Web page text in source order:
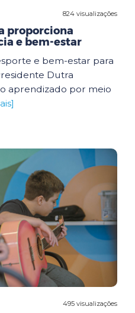
824 visualizações
proporciona
e bem-estar
e bem-estar para
Dutra
aprendizado por meio
495 visualizações